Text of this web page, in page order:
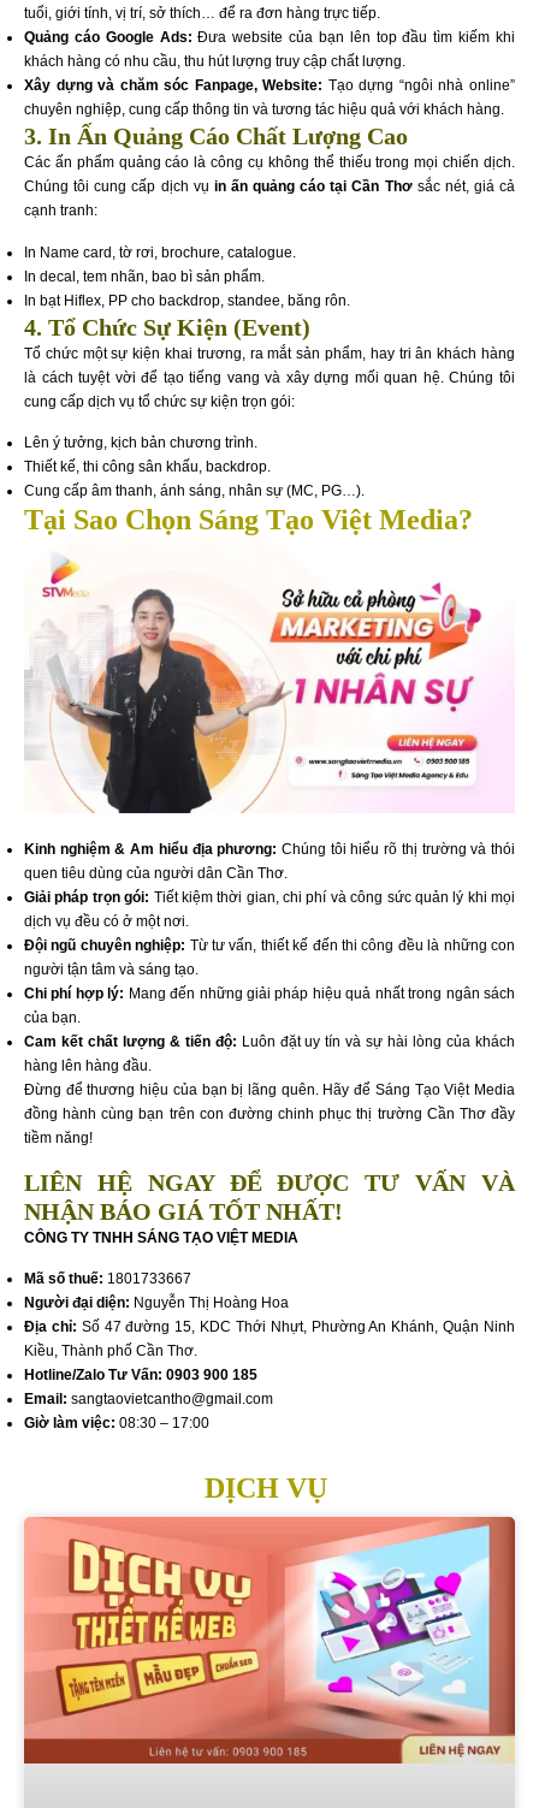
tuổi, giới tính, vị trí, sở thích… để ra đơn hàng trực tiếp.
Quảng cáo Google Ads: Đưa website của bạn lên top đầu tìm kiếm khi
khách hàng có nhu cầu, thu hút lượng truy cập chất lượng.
Xây dựng và chăm sóc Fanpage, Website: Tạo dựng “ngôi nhà online”
chuyên nghiệp, cung cấp thông tin và tương tác hiệu quả với khách hàng.
3. In Ấn Quảng Cáo Chất Lượng Cao
Các ấn phẩm quảng cáo là công cụ không thể thiếu trong mọi chiến dịch.
Chúng tôi cung cấp dịch vụ in ấn quảng cáo tại Cần Thơsắc nét, giá cả
cạnh tranh:
In Name card, tờ rơi, brochure, catalogue.
In decal, tem nhãn, bao bì sản phẩm.
In bạt Hiflex, PP cho backdrop, standee, băng rôn.
4. Tổ Chức Sự Kiện (Event)
Tổ chức một sự kiện khai trương, ra mắt sản phẩm, hay tri ân khách hàng
là cách tuyệt vời để tạo tiếng vang và xây dựng mối quan hệ. Chúng tôi
cung cấp dịch vụ tổ chức sự kiện trọn gói:
Lên ý tưởng, kịch bản chương trình.
Thiết kế, thi công sân khấu, backdrop.
Cung cấp âm thanh, ánh sáng, nhân sự (MC, PG…).
Tại Sao Chọn Sáng Tạo Việt Media?
Kinh nghiệm & Am hiểu địa phương: Chúng tôi hiểu rõ thị trường và thói
quen tiêu dùng của người dân Cần Thơ.
Giải pháp trọn gói: Tiết kiệm thời gian, chi phí và công sức quản lý khi mọi
dịch vụ đều có ở một nơi.
Đội ngũ chuyên nghiệp: Từ tư vấn, thiết kế đến thi công đều là những con
người tận tâm và sáng tạo.
Chi phí hợp lý: Mang đến những giải pháp hiệu quả nhất trong ngân sách
của bạn.
Cam kết chất lượng & tiến độ: Luôn đặt uy tín và sự hài lòng của khách
hàng lên hàng đầu.
Đừng để thương hiệu của bạn bị lãng quên. Hãy để Sáng Tạo Việt Media
đồng hành cùng bạn trên con đường chinh phục thị trường Cần Thơ đầy
tiềm năng!
LIÊN HỆ NGAY ĐỂ ĐƯỢC TƯ VẤN VÀ
NHẬN BÁO GIÁ TỐT NHẤT!
CÔNG TY TNHH SÁNG TẠO VIỆT MEDIA
Mã số thuế: 1801733667
Người đại diện: Nguyễn Thị Hoàng Hoa
Địa chỉ: Số 47 đường 15, KDC Thới Nhựt, Phường An Khánh, Quận Ninh
Kiều, Thành phố Cần Thơ.
Hotline/Zalo Tư Vấn: 0903 900 185
Email: sangtaovietcantho@gmail.com
Giờ làm việc: 08:30 – 17:00
DỊCH VỤ